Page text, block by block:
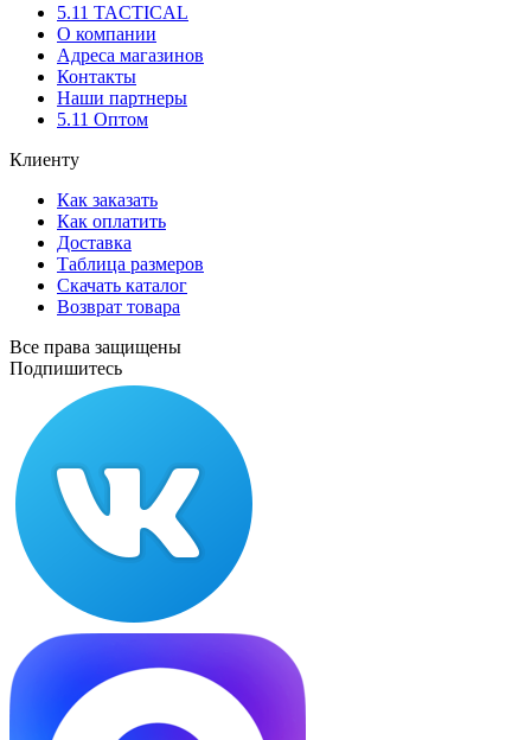
5.11 TACTICAL
О компании
Адреса магазинов
Контакты
Наши партнеры
5.11 Оптом
Клиенту
Как заказать
Как оплатить
Доставка
Таблица размеров
Скачать каталог
Возврат товара
Все права защищены
Подпишитесь